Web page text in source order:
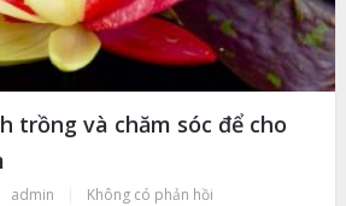
trồng và chăm sóc để cho
admin Không có phản hồi